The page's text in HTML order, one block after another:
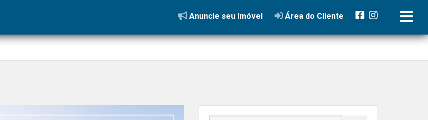
Anuncie seu Imóvel Área do Cliente